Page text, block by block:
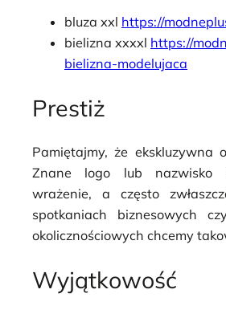
bluza xxl https://
bielizna xxxxl https://
bielizna-modelujaca
Prestiż
Pamiętajmy, że ekskluzywna
Znane logo lub nazwisko
wrażenie, a często
spotkaniach biznesowych
okolicznościowych chcemy
Wyjątkowość